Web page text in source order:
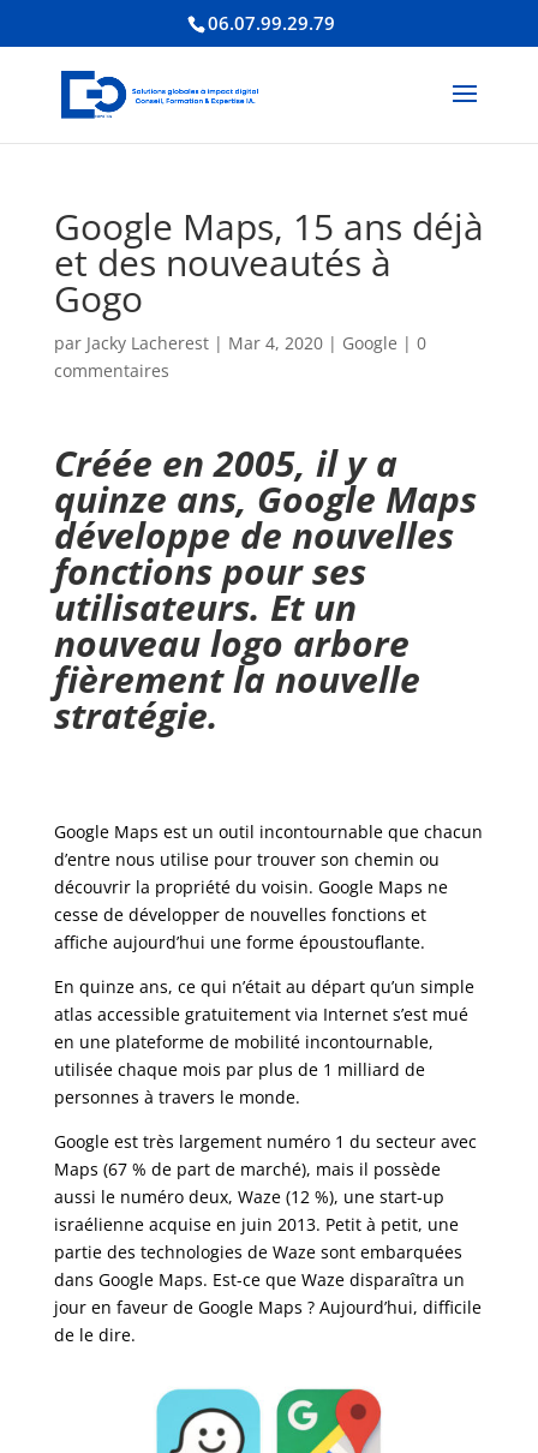
06.07.99.29.79
Google Maps, 15 ans déjà
et des nouveautés à
Gogo
par Jacky Lacherest| Mar 4, 2020| Google | 0
commentaires
Créée en 2005, il y a
quinze ans, Google Maps
développe de nouvelles
fonctions pour ses
utilisateurs. Et un
nouveau logo arbore
fièrement la nouvelle
stratégie.
Google Maps est un outil incontournable que chacun
d’entre nous utilise pour trouver son chemin ou
découvrir la propriété du voisin. Google Maps ne
cesse de développer de nouvelles fonctions et
affiche aujourd’hui une forme époustouflante.
En quinze ans, ce qui n’était au départ qu’un simple
atlas accessible gratuitement via Internet s’est mué
en une plateforme de mobilité incontournable,
utilisée chaque mois par plus de 1 milliard de
personnes à travers le monde.
Google est très largement numéro 1 du secteur avec
Maps (67 % de part de marché), mais il possède
aussi le numéro deux, Waze (12 %), une start-up
israélienne acquise en juin 2013. Petit à petit, une
partie des technologies de Waze sont embarquées
dans Google Maps. Est-ce que Waze disparaîtra un
jour en faveur de Google Maps ? Aujourd’hui, difficile
de le dire.